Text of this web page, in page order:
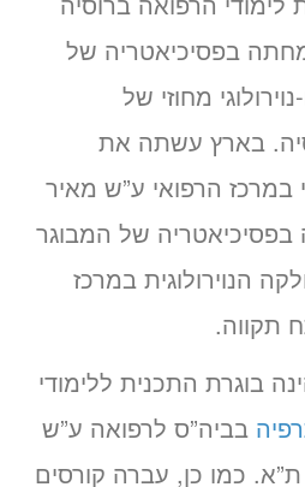
בפסיכיאטריה של
מחוזי של
בארץ עשתה את
במרכז הרפואי ע”ש מאיר
של המבוגר
הנוירולוגית במרכז
תקווה.
בוגרת התכנית ללימודי
בביה”ס לרפואה ע”ש
כמו כן, עברה קורסים